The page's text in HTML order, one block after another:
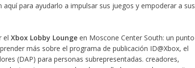
para ayudarlo a impulsar sus juegos y empoderar a sus
el Xbox Lobby Loungeen Moscone Center South: un punto
más sobre el programa de publicación ID@Xbox, el
(DAP) para personas subrepresentadas. creadores,